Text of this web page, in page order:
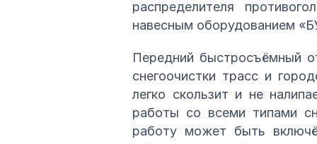
распределителя
навесным оборудованием
Передний быстросъёмный
снегоочистки трасс и
легко скользит и не
работы со всеми типами
работу может быть